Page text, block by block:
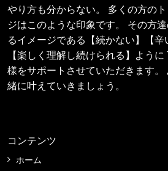
やり方も分からない。 多くの方の
ジはこのような印象です。 その方
るイメージである【続かない】【
【楽しく理解し続けられる】よう
様をサポートさせていただきます。
緒に叶えていきましょう。
コンテンツ
ホーム